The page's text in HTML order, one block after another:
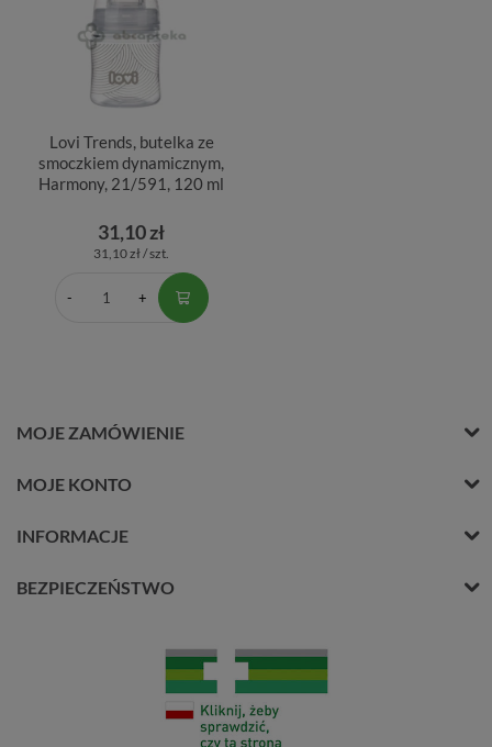
Lovi Trends, butelka ze
smoczkiem dynamicznym,
Harmony, 21/591, 120 ml
31,10 zł
31,10 zł / szt.
MOJE ZAMÓWIENIE
MOJE KONTO
INFORMACJE
BEZPIECZEŃSTWO